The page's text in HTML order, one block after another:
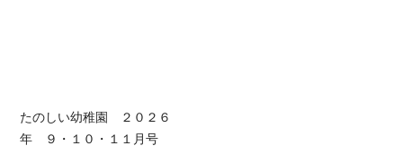
たのしい幼稚園 ２０２６
年 ９・１０・１１月号